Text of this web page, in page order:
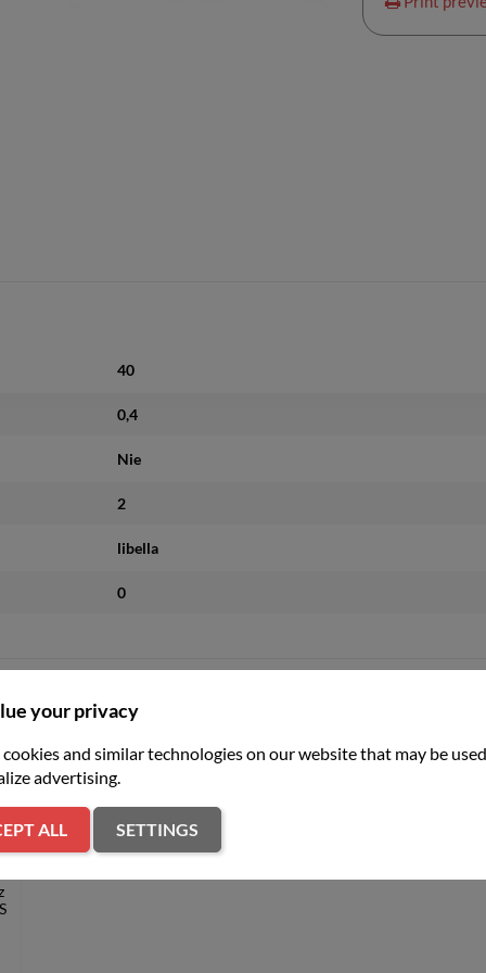
40
0,4
Nie
2
libella
0
your privacy
cookies and similar technologies on our website that may be
advertising.
ALL SETTINGS